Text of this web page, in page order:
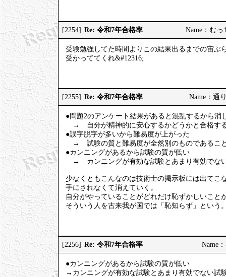
[2254] Re: 令和7年合格率 Name：む
受験勉強してた時間よりこの結果出るまでの宙ぶ
受かっててくれ&#12316;
[2255] Re: 令和7年合格率 Name：通
●問題2のアンケート結果があると混乱するから消
→ 自分が精神的に安心するかどうかと合格す
●誤字脱字が多いから難易度が上がった
→ 試験の質と難易度が全然別のものであるこ
●カンニングがあるから試験の質が低い
→ カンニングが有効な試験とあまり有効でな
少なくともこんなのは技術士の掲示板には出て
手にされなくて消えていく。
自分がやっていることがどれだけ恥ずかしいこと
そういう人を古来我が国では「恥知らず」という
[2256] Re: 令和7年合格率 Name
●カンニングがあるから試験の質が低い
→カンニングが有効な試験とあまり有効でない試